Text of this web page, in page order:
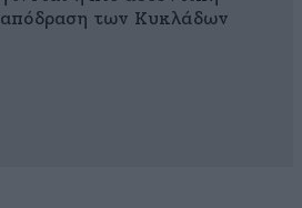
απόδραση των Κυκλάδων